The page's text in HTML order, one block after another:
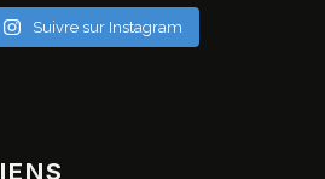
Suivre sur Instagram